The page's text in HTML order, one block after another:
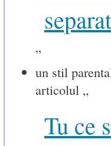
”
un stil
articolul „
Tu ce